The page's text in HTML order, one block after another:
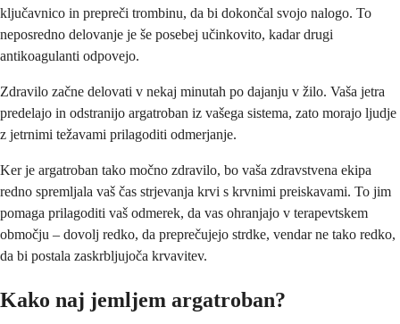
ključavnico in prepreči trombinu, da bi dokončal svojo nalogo. To
neposredno delovanje je še posebej učinkovito, kadar drugi
antikoagulanti odpovejo.
Zdravilo začne delovati v nekaj minutah po dajanju v žilo. Vaša jetra
predelajo in odstranijo argatroban iz vašega sistema, zato morajo ljudje
z jetrnimi težavami prilagoditi odmerjanje.
Ker je argatroban tako močno zdravilo, bo vaša zdravstvena ekipa
redno spremljala vaš čas strjevanja krvi s krvnimi preiskavami. To jim
pomaga prilagoditi vaš odmerek, da vas ohranjajo v terapevtskem
območju – dovolj redko, da preprečujejo strdke, vendar ne tako redko,
da bi postala zaskrbljujoča krvavitev.
Kako naj jemljem argatroban?